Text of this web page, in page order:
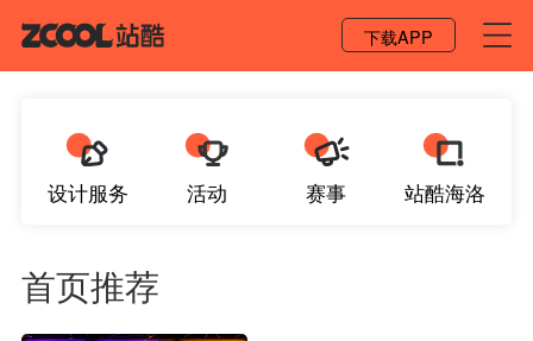
下载APP
设计服务 活动 赛事 站酷海洛
首页推荐